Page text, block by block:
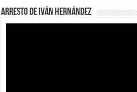
Arresto de Iván Hernández